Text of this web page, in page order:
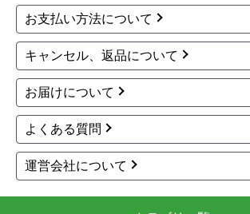
インターネットでのご注文は24時間受け
す。
※お電話でのご注文は受け付けておりま
※定休日にいただいたご注文、お問い合
明けの対応となります。
お支払い方法について
キャンセル、返品について